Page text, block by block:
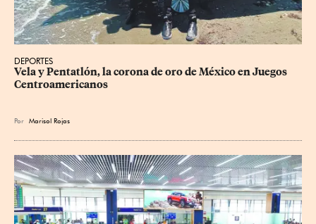
DEPORTES
Vela y Pentatlón, la corona de oro de México en Juegos
Centroamericanos
Por Marisol Rojas